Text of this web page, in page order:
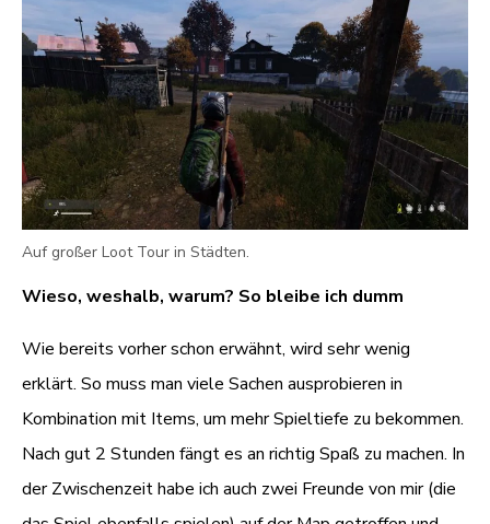
Auf großer Loot Tour in Städten.
Wieso, weshalb, warum? So bleibe ich dumm
Wie bereits vorher schon erwähnt, wird sehr wenig
erklärt. So muss man viele Sachen ausprobieren in
Kombination mit Items, um mehr Spieltiefe zu bekommen.
Nach gut 2 Stunden fängt es an richtig Spaß zu machen. In
der Zwischenzeit habe ich auch zwei Freunde von mir (die